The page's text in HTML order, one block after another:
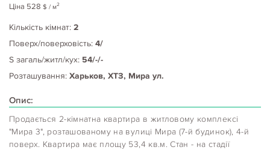
Ціна 528 $ / м2
Кількість кімнат: 2
Поверх/поверховість: 4/
S загаль/житл/кух: 54/-/-
Розташування: Харьков, ХТЗ, Мира ул.
Опис:
Продається 2-кімнатна квартира в житловому комплексі
"Мира 3", розташованому на вулиці Мира (7-й будинок), 4-й
поверх. Квартира має площу 53,4 кв.м. Стан - на стадії